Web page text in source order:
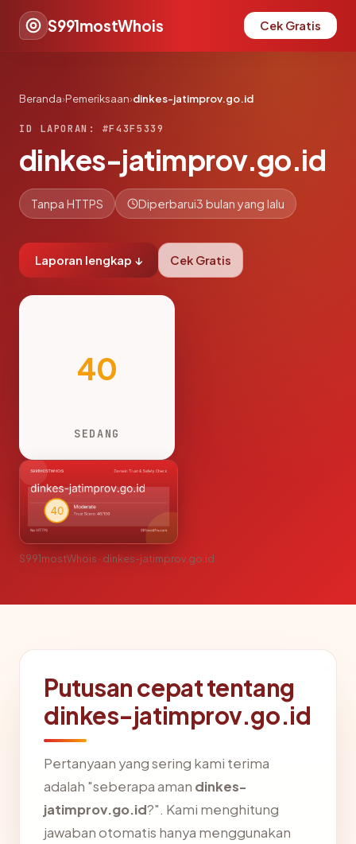
S991mostWhois Cek Gratis
Beranda›Pemeriksaan›dinkes-jatimprov.go.id
ID LAPORAN: #F43F5339
dinkes-jatimprov.go.id
Tanpa HTTPS Diperbarui3 bulan yang lalu
Laporan lengkap ↓ Cek Gratis
40
SEDANG
S991mostWhois · dinkes-jatimprov.go.id
Putusan cepat tentang
dinkes-jatimprov.go.id
Pertanyaan yang sering kami terima
adalah "seberapa aman dinkes-
jatimprov.go.id?". Kami menghitung
jawaban otomatis hanya menggunakan